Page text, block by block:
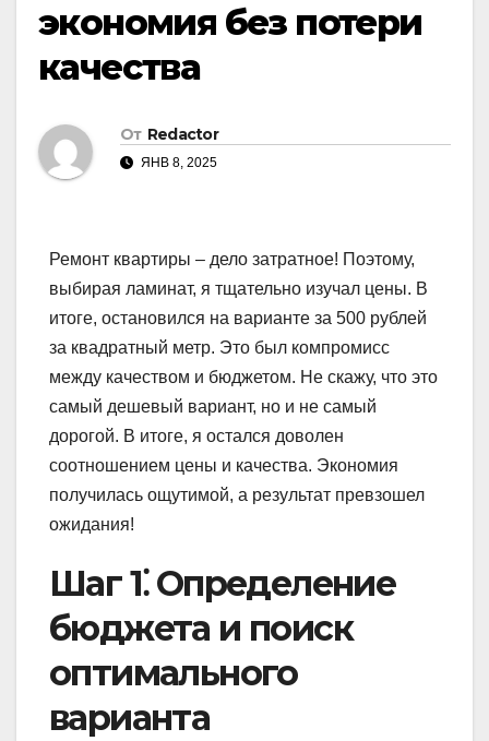
экономия без потери
качества
От Redactor
ЯНВ 8, 2025
Ремонт квартиры – дело затратное! Поэтому,
выбирая ламинат, я тщательно изучал цены. В
итоге, остановился на варианте за 500 рублей
за квадратный метр. Это был компромисс
между качеством и бюджетом. Не скажу, что это
самый дешевый вариант, но и не самый
дорогой. В итоге, я остался доволен
соотношением цены и качества. Экономия
получилась ощутимой, а результат превзошел
ожидания!
Шаг 1⁚ Определение
бюджета и поиск
оптимального
варианта